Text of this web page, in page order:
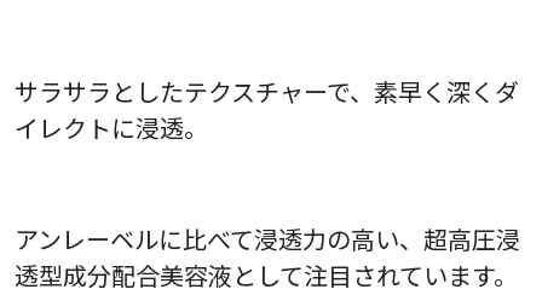
サラサラとしたテクスチャーで、素早く深くダ
イレクトに浸透。
アンレーベルに比べて浸透力の高い、超高圧浸
透型成分配合美容液として注目されています。